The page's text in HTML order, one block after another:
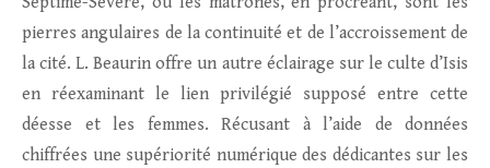
pierres angulaires de la continuité et de l’accroissement de
la cité. L. Beaurin offre un autre éclairage sur le culte d’Isis
en réexaminant le lien privilégié supposé entre cette
déesse et les femmes. Récusant à l’aide de données
chiffrées une supériorité numérique des dédicantes sur les